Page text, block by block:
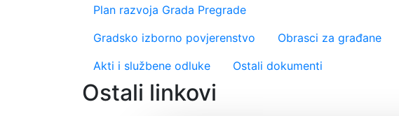
Plan razvoja Grada Pregrade
Gradsko izborno povjerenstvo
Obrasci za građane
Akti i službene odluke
Ostali dokumenti
Ostali linkovi